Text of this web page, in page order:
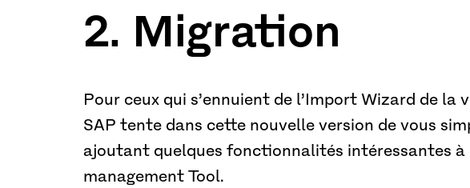
2. Migration
Pour ceux qui s’ennuient de l’Import Wizard de la
SAP tente dans cette nouvelle version de vous
ajoutant quelques fonctionnalités intéressantes à
management Tool.